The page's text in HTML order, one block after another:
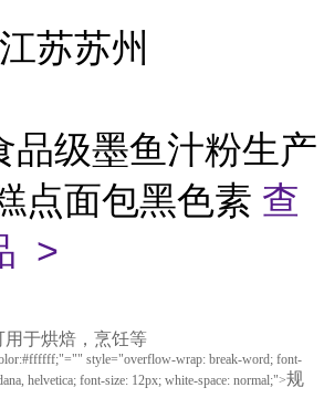
苏苏州
品级墨鱼汁粉生产
点面包黑色素 查
>
用于烘焙，烹饪等
style="overflow-wrap: break-word; font-
helvetica; font-size: 12px; white-space: normal;">规